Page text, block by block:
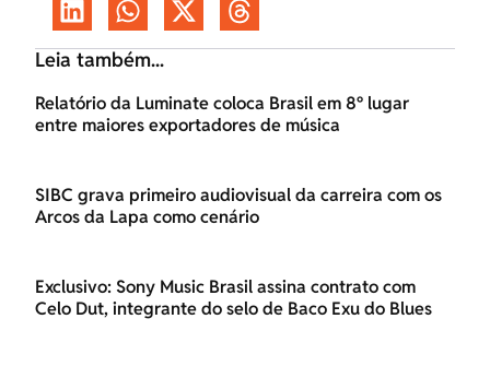
Leia também...
Relatório da Luminate coloca Brasil em 8º lugar
entre maiores exportadores de música
SIBC grava primeiro audiovisual da carreira com os
Arcos da Lapa como cenário
Exclusivo: Sony Music Brasil assina contrato com
Celo Dut, integrante do selo de Baco Exu do Blues